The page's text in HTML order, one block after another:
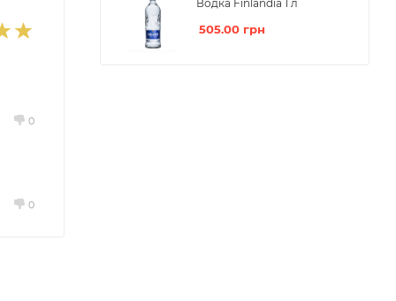
0
0
Водка Finlandia 1 л
505.00 грн